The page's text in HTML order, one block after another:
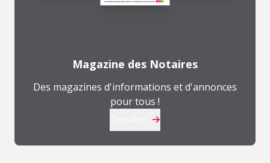
Magazine des Notaires
Des magazines d'informations et d'annonces
pour tous !